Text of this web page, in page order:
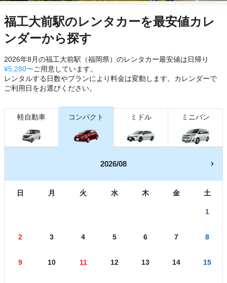
福工大前駅のレンタカーを最安値カレ
ンダーから探す
2026年8月の福工大前駅（福岡県）のレンタカー最安値は日帰り
¥5,280〜ご用意しています。
レンタルする日数やプランにより料金は変動します。カレンダーで
ご利用日をお選びください。
軽自動車 コンパクト ミドル ミニバン
2026/08
日 月 火 水 木 金 土
1
2 3 4 5 6 7 8
9 10 11 12 13 14 15